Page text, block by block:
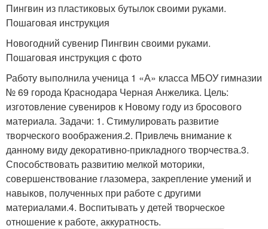
Пингвин из пластиковых бутылок своими руками.
Пошаговая инструкция
Новогодний сувенир Пингвин своими руками.
Пошаговая инструкция с фото
Работу выполнила ученица 1 «А» класса МБОУ гимназии
№ 69 города Краснодара Черная Анжелика. Цель:
изготовление сувениров к Новому году из бросового
материала. Задачи: 1. Стимулировать развитие
творческого воображения.2. Привлечь внимание к
данному виду декоративно-прикладного творчества.3.
Способствовать развитию мелкой моторики,
совершенствование глазомера, закрепление умений и
навыков, полученных при работе с другими
материалами.4. Воспитывать у детей творческое
отношение к работе, аккуратность.